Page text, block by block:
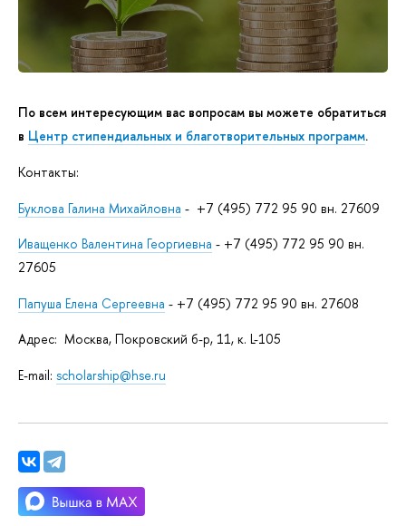
По всем интересующим вас вопросам вы можете обратиться
в Центр стипендиальных и благотворительных программ.
Контакты:
Буклова Галина Михайловна - +7 (495) 772 95 90 вн. 27609
Иващенко Валентина Георгиевна - +7 (495) 772 95 90 вн.
27605
Папуша Елена Сергеевна - +7 (495) 772 95 90 вн. 27608
Адрес: Москва, Покровский б-р, 11, к. L-105
E-mail: scholarship@hse.ru